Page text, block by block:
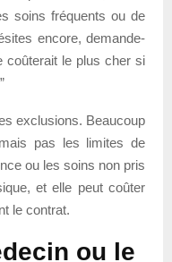
soins fréquents ou de
encore, demande-
coûterait le plus cher si
exclusions. Beaucoup
pas les limites de
ou les soins non pris
et elle peut coûter
le contrat.
ou le